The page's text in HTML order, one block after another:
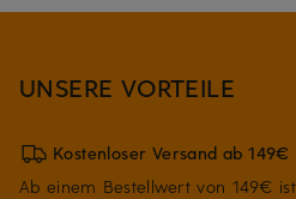
UNSERE VORTEILE
Kostenloser Versand ab 149€
Ab einem Bestellwert von 149€